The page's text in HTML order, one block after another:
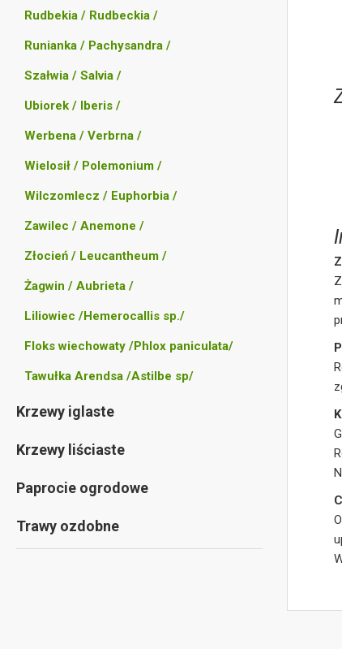
Rudbekia / Rudbeckia /
Runianka / Pachysandra /
Szałwia / Salvia /
Ubiorek / Iberis /
Werbena / Verbrna /
Wielosił / Polemonium /
Wilczomlecz / Euphorbia /
Zawilec / Anemone /
Złocień / Leucantheum /
Żagwin / Aubrieta /
Liliowiec /Hemerocallis sp./
Floks wiechowaty /Phlox paniculata/
Tawułka Arendsa /Astilbe sp/
Krzewy iglaste
Krzewy liściaste
Paprocie ogrodowe
Trawy ozdobne